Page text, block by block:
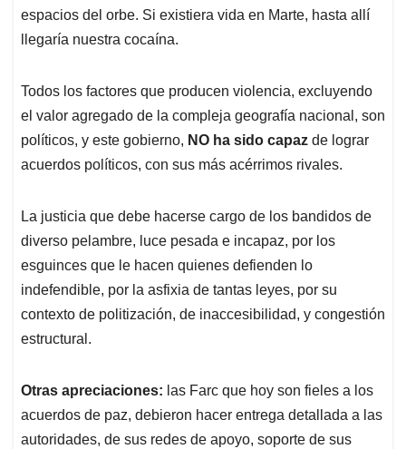
espacios del orbe. Si existiera vida en Marte, hasta allí
llegaría nuestra cocaína.
Todos los factores que producen violencia, excluyendo
el valor agregado de la compleja geografía nacional, son
políticos, y este gobierno, NO ha sido capaz de lograr
acuerdos políticos, con sus más acérrimos rivales.
La justicia que debe hacerse cargo de los bandidos de
diverso pelambre, luce pesada e incapaz, por los
esguinces que le hacen quienes defienden lo
indefendible, por la asfixia de tantas leyes, por su
contexto de politización, de inaccesibilidad, y congestión
estructural.
Otras apreciaciones: las Farc que hoy son fieles a los
acuerdos de paz, debieron hacer entrega detallada a las
autoridades, de sus redes de apoyo, soporte de sus